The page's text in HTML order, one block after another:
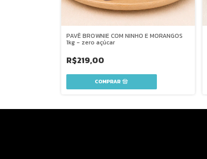
PAVÊ BROWNIE COM NINHO E MORANGOS
1kg - zero açúcar
R$219,00